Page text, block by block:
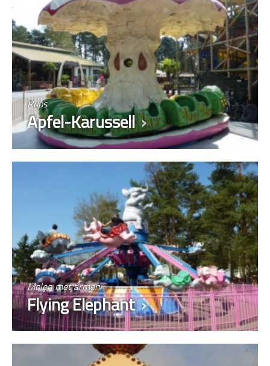
Rups
Apfel-Karussell
Molen met armen
Flying Elephant